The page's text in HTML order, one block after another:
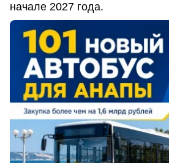
начале 2027 года.